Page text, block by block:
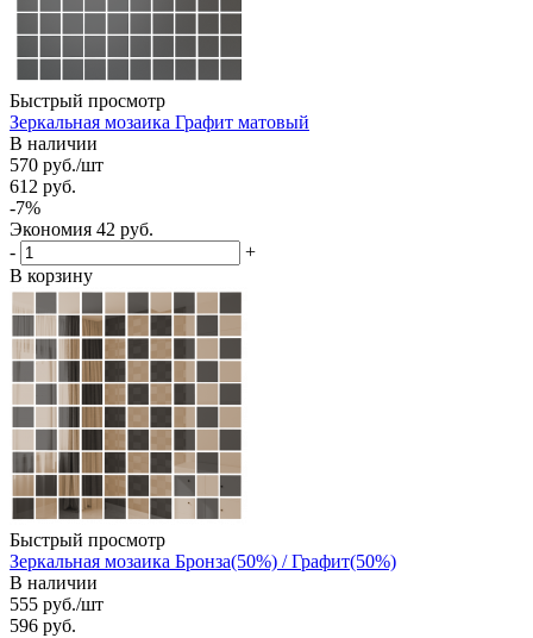
Быстрый просмотр
Зеркальная мозаика Графит матовый
В наличии
570 руб./шт
612 руб.
-7%
Экономия 42 руб.
-
+
В корзину
Быстрый просмотр
Зеркальная мозаика Бронза(50%) / Графит(50%)
В наличии
555 руб./шт
596 руб.